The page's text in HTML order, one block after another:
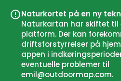
Naturkortet på en ny
Naturkartan har skiftet til
platform. Der kan
driftsforstyrrelser på
appen i
eventuelle problemer til
emil@outdoormap.com.